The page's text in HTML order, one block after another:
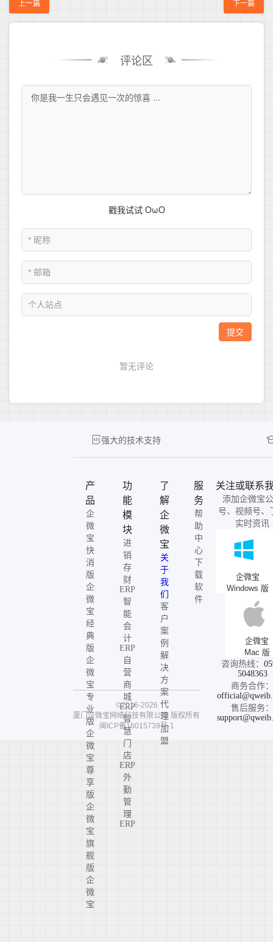
上一篇 下一篇
评论区
强大的技术支持
产
品
企
微
宝
快
消
版
企
微
宝
经
典
版
企
微
宝
专
业
版
企
微
宝
尊
享
版
企
微
宝
旗
舰
版
企
微
宝
功
能
模
块
进
销
存
财
ERP
智
能
会
计
ERP
自
营
商
城
ERP
智
慧
门
店
ERP
外
勤
管
理
ERP
了
解
企
微
宝
关
于
我
们
客
户
案
例
解
决
方
案
代
理
加
盟
服
务
帮
助
中
心
下
载
软
件
关注或联系
添加企微宝
号、视频号、
实时资讯
企微宝
Windows 版
企微宝
Mac 版
咨询热线：
5048363
商务合作：
售后服务：
©2016-2026
厦门企微宝网络科技有限公司 版权所有
闽ICP备16015739号-1